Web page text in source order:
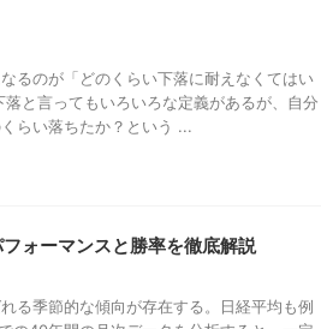
るのが「どのくらい下落に耐えなくてはい
と言ってもいろいろな定義があるが、自分
らい落ちたか？という ...
ォーマンスと勝率を徹底解説
る季節的な傾向が存在する。日経平均も例